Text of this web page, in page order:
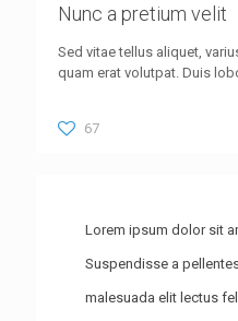
Nunc a pretium velit
Sed vitae tellus aliquet,
quam erat volutpat. Duis
67
Lorem ipsum dolor sit
Suspendisse a
malesuada elit lectus